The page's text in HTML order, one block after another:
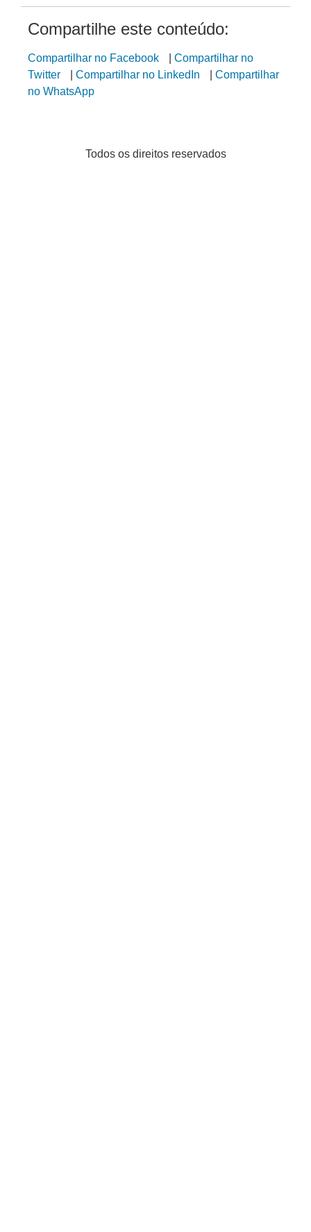
Compartilhe este conteúdo:
Compartilhar no Facebook | Compartilhar no
Twitter
| Compartilhar no LinkedIn | Compartilhar
no WhatsApp
Todos os direitos reservados